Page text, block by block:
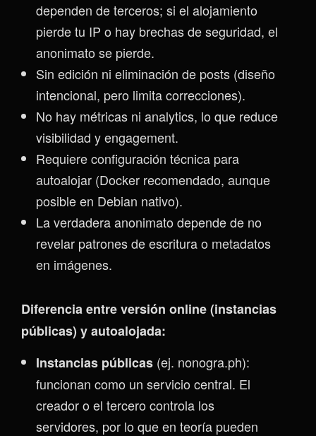
dependen de terceros; si el alojamiento
pierde tu IP o hay brechas de seguridad, el
anonimato se pierde.
Sin edición ni eliminación de posts (diseño
intencional, pero limita correcciones).
No hay métricas ni analytics, lo que reduce
visibilidad y engagement.
Requiere configuración técnica para
autoalojar (Docker recomendado, aunque
posible en Debian nativo).
La verdadera anonimato depende de no
revelar patrones de escritura o metadatos
en imágenes.
Diferencia entre versión online (instancias
públicas) y autoalojada:
Instancias públicas (ej. nonogra.ph):
funcionan como un servicio central. El
creador o el tercero controla los
servidores, por lo que en teoría pueden